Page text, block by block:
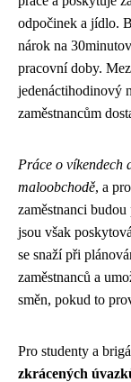
odpočinek a jídlo.
nárok na
pracovní doby.
jedenáctihodinový
zaměstnancům
Práce o víkendech
maloobchodě, a
zaměstnanci
jsou však
se snaží při
zaměstnanců a
směn, pokud to
Pro studenty a
zkrácených